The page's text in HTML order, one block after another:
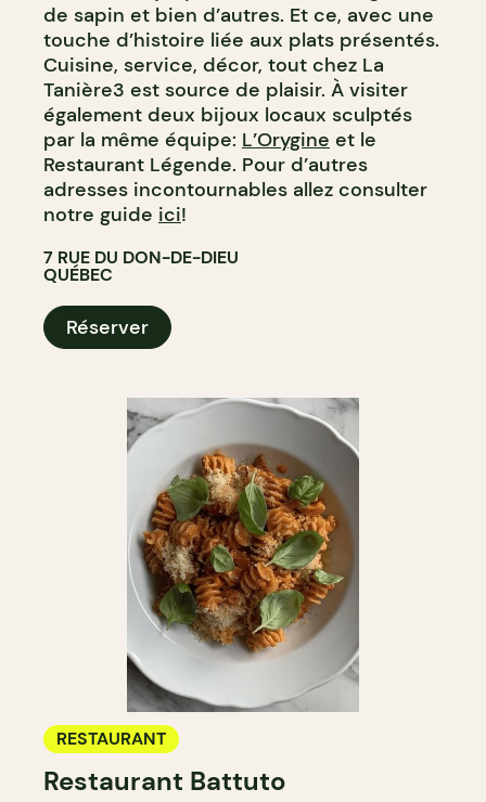
de sapin et bien d’autres. Et ce, avec une
touche d’histoire liée aux plats présentés.
Cuisine, service, décor, tout chez La
Tanière3 est source de plaisir. À visiter
également deux bijoux locaux sculptés
par la même équipe: L’Orygine et le
Restaurant Légende. Pour d’autres
adresses incontournables allez consulter
notre guide ici!
7 RUE DU DON-DE-DIEU
QUÉBEC
Réserver
RESTAURANT
Restaurant Battuto